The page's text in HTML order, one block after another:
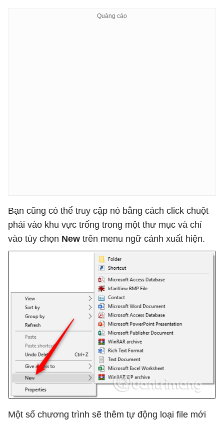
Bạn cũng có thể truy cập nó bằng cách click chuột
phải vào khu vực trống trong một thư mục và chỉ
vào tùy chọn New trên menu ngữ cảnh xuất hiện.
Một số chương trình sẽ thêm tự động loại file mới